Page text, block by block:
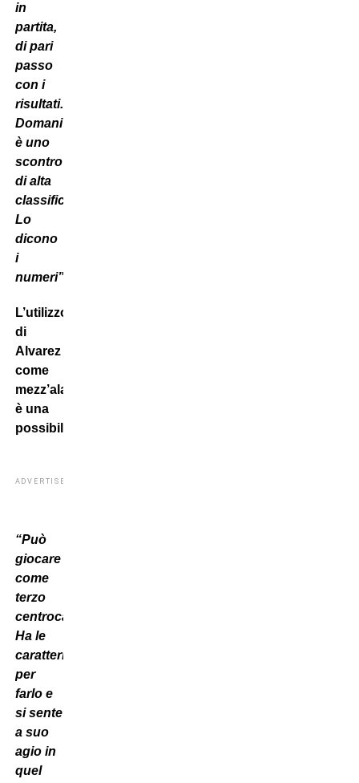
in
partita,
di pari
passo
con i
risultati.
Domani
è uno
scontro
di alta
classifica.
Lo
dicono
i
numeri”.
L’utilizzo
di
Alvarez
come
mezz’ala
è una
possibilità?
ADVERTISEMENT
“Può
giocare
come
terzo
centrocampo.
Ha le
caratteristiche
per
farlo e
si sente
a suo
agio in
quel